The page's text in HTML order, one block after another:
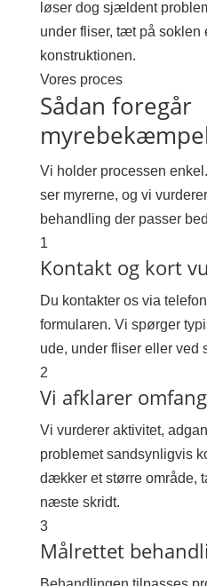
løser dog sjældent
under fliser, tæt på soklen
konstruktionen.
Vores proces
Sådan foregår
Vi holder processen
ser myrerne, og vi
behandling der passer
1
Kontakt og kort
Du kontakter os via
formularen. Vi spørger
ude, under fliser eller ved
2
Vi afklarer
Vi vurderer aktivitet,
problemet sandsynligvis
dækker et større område,
næste skridt.
3
Målrettet